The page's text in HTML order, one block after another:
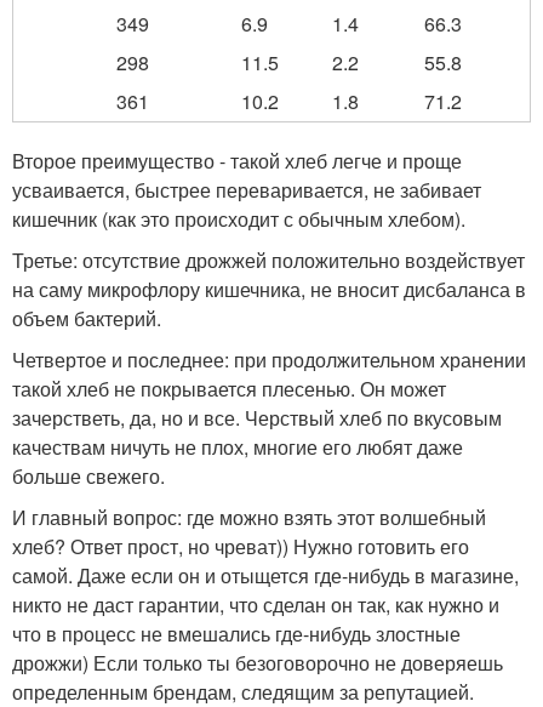
349
6.9 1.4
66.3
298
11.5 2.2
55.8
361
10.2 1.8 71.2
Второе преимущество - такой хлеб легче и проще
усваивается, быстрее переваривается, не забивает
кишечник (как это происходит с обычным хлебом).
Третье: отсутствие дрожжей положительно воздействует
на саму микрофлору кишечника, не вносит дисбаланса в
объем бактерий.
Четвертое и последнее: при продолжительном хранении
такой хлеб не покрывается плесенью. Он может
зачерстветь, да, но и все. Черствый хлеб по вкусовым
качествам ничуть не плох, многие его любят даже
больше свежего.
И главный вопрос: где можно взять этот волшебный
хлеб? Ответ прост, но чреват)) Нужно готовить его
самой. Даже если он и отыщется где-нибудь в магазине,
никто не даст гарантии, что сделан он так, как нужно и
что в процесс не вмешались где-нибудь злостные
дрожжи) Если только ты безоговорочно не доверяешь
определенным брендам, следящим за репутацией.